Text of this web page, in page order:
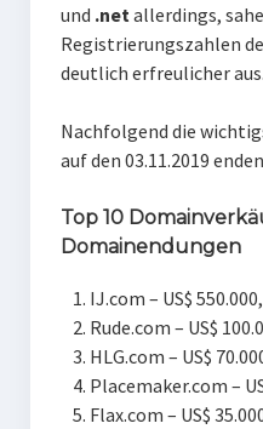
und .net allerdings,
Registrierungszahlen
deutlich erfreulicher aus.
Nachfolgend die
auf den 03.11.2019
Top 10
Domainendungen
IJ.com – US$
Rude.com – US$
HLG.com – US$
Placemaker.com –
Flax.com – US$